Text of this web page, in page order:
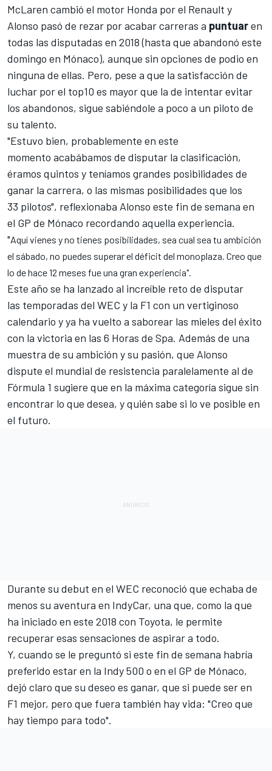
McLaren cambió el motor Honda por el Renault y
Alonso pasó de rezar por acabar carreras a puntuaren
todas las disputadas en 2018 (hasta que abandonó este
domingo en Mónaco), aunque sin opciones de podio en
ninguna de ellas. Pero, pese a que la satisfacción de
luchar por el top10 es mayor que la de intentar evitar
los abandonos, sigue sabiéndole a poco a un piloto de
su talento.
"Estuvo bien, probablemente en este
momento acabábamos de disputar la clasificación,
éramos quintos y teníamos grandes posibilidades de
ganar la carrera, o las mismas posibilidades que los
33 pilotos", reflexionaba Alonso este fin de semana en
el GP de Mónaco recordando aquella experiencia.
"Aquí vienes y no tienes posibilidades, sea cual sea tu ambición
el sábado, no puedes superar el déficit del monoplaza. Creo que
lo de hace 12 meses fue una gran experiencia".
Este año se ha lanzado al increíble reto de disputar
las temporadas del WEC y la F1 con un vertiginoso
calendario y ya ha vuelto a saborear las mieles del éxito
con la victoria en las 6 Horas de Spa. Además de una
muestra de su ambición y su pasión, que Alonso
dispute el mundial de resistencia paralelamente al de
Fórmula 1 sugiere que en la máxima categoría sigue sin
encontrar lo que desea, y quién sabe si lo ve posible en
el futuro.
Durante su debut en el WEC reconoció que echaba de
menos su aventura en IndyCar, una que, como la que
ha iniciado en este 2018 con Toyota, le permite
recuperar esas sensaciones de aspirar a todo.
Y, cuando se le preguntó si este fin de semana habría
preferido estar en la Indy 500 o en el GP de Mónaco,
dejó claro que su deseo es ganar, que si puede ser en
F1 mejor, pero que fuera también hay vida: "Creo que
hay tiempo para todo".